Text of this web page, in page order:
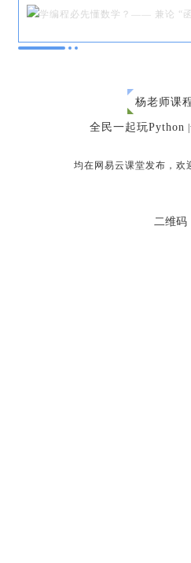
杨老师课
全民一起玩Python
均在网易云课堂发布，欢
二维码